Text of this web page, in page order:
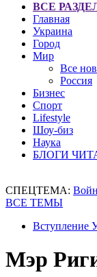
ВСЕ
Главная
Украина
Город
Мир
Все
Россия
Бизнес
Спорт
Lifestyle
Шоу-биз
Наука
БЛОГИ
СПЕЦТЕМА:
ВСЕ ТЕМЫ
Вступление
Мэр